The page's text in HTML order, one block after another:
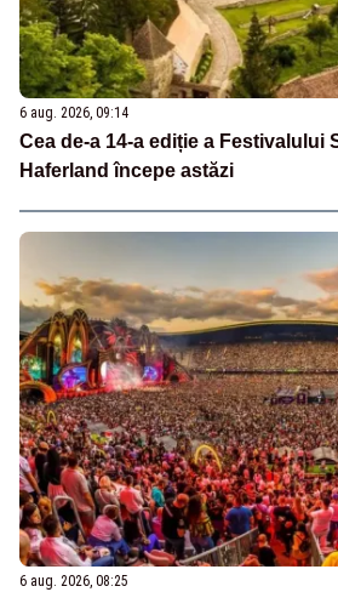
6 aug. 2026, 09:14
Cea de-a 14-a ediție a Festivalului
Haferland începe astăzi
6 aug. 2026, 08:25